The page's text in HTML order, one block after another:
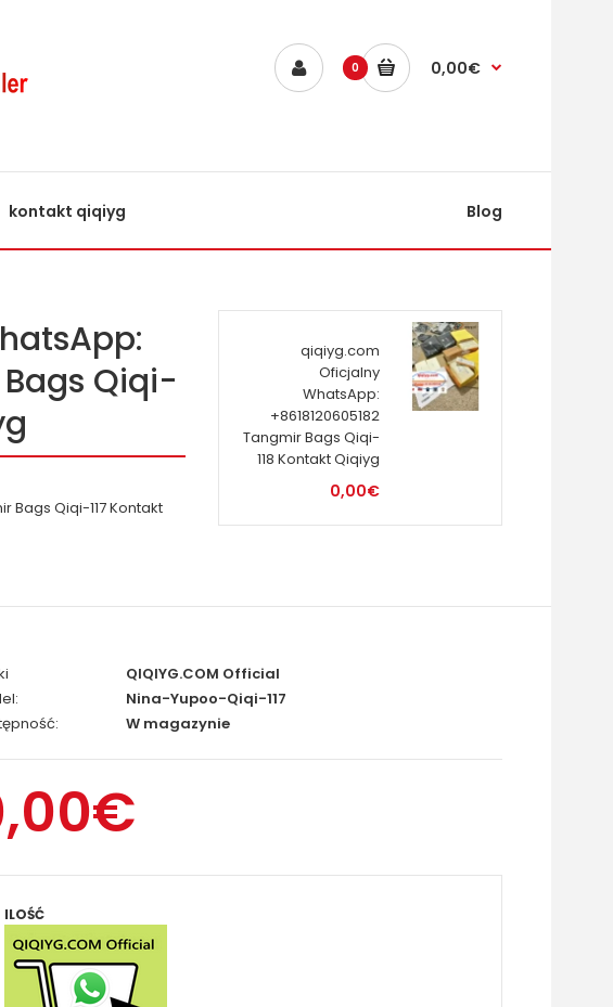
0 0,00€
kontakt qiqiyg Blog
Bags Qiqi-
Bags Qiqi-117 Kontakt
qiqiyg.com
Oficjalny
WhatsApp:
+8618120605182
Tangmir Bags Qiqi-
118 Kontakt Qiqiyg
0,00€
QIQIYG.COM Official
Nina-Yupoo-Qiqi-117
W magazynie
ILOŚĆ